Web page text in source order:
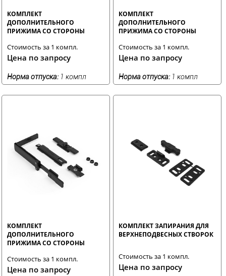
КОМПЛЕКТ
ДОПОЛНИТЕЛЬНОГО
ПРИЖИМА СО СТОРОНЫ
Стоимость за 1 компл.
Цена по запросу
Норма отпуска: 1 компл
КОМПЛЕКТ
ДОПОЛНИТЕЛЬНОГО
ПРИЖИМА СО СТОРОНЫ
Стоимость за 1 компл.
Цена по запросу
Норма отпуска: 1 компл
КОМПЛЕКТ
ДОПОЛНИТЕЛЬНОГО
ПРИЖИМА СО СТОРОНЫ
СКРЫТОЛЕЖАЩЕЙ ПЕТЛЕВОЙ
ГРУППЫ
Стоимость за 1 компл.
Цена по запросу
КОМПЛЕКТ ЗАПИРАНИЯ ДЛЯ
ВЕРХНЕПОДВЕСНЫХ СТВОРОК
Стоимость за 1 компл.
Цена по запросу